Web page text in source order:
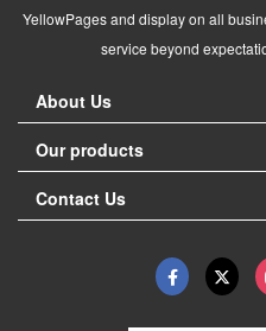
YellowPages and display on all
service beyond
About Us
Our products
Contact Us